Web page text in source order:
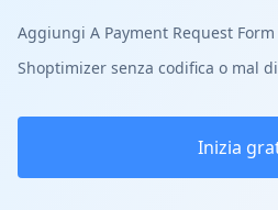
Aggiungi A Payment Request
Shoptimizer senza codifica o mal
Inizia